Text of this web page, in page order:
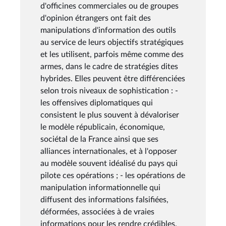
d'officines commerciales ou de groupes
d'opinion étrangers ont fait des
manipulations d'information des outils
au service de leurs objectifs stratégiques
et les utilisent, parfois même comme des
armes, dans le cadre de stratégies dites
hybrides. Elles peuvent être différenciées
selon trois niveaux de sophistication : -
les offensives diplomatiques qui
consistent le plus souvent à dévaloriser
le modèle républicain, économique,
sociétal de la France ainsi que ses
alliances internationales, et à l'opposer
au modèle souvent idéalisé du pays qui
pilote ces opérations ; - les opérations de
manipulation informationnelle qui
diffusent des informations falsifiées,
déformées, associées à de vraies
informations pour les rendre crédibles,